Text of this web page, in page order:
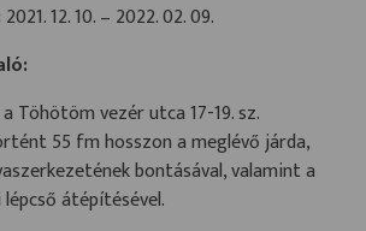
2021. 12. 10. – 2022. 02. 09.
Töhötöm vezér utca 17-19. sz.
55 fm hosszon a meglévő járda,
bontásával, valamint a
átépítésével.